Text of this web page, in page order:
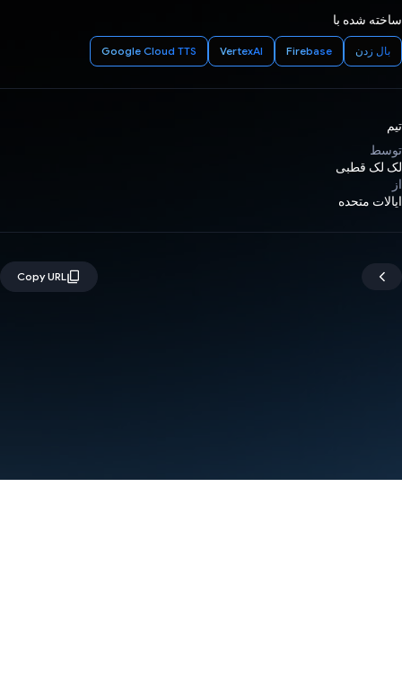
ساخته شده با
بال زدن Firebase
VertexAI
Google Cloud TTS
تیم
توسط
لک لک قطبی
از
ایالات متحده